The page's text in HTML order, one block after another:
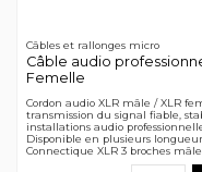
Câbles et rallonges micro
Câble audio
Femelle
Cordon audio XLR mâle / XLR
transmission du signal fiable,
installations audio
Disponible en plusieurs
Connectique XLR 3 broches mâle